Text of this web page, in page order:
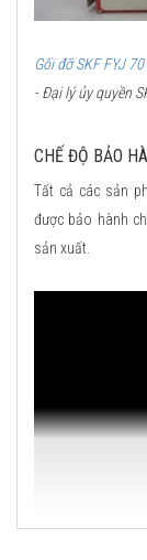
Gối đỡ SKF FYJ 70
- Đại lý ủy quyền
CHẾ ĐỘ BẢO
Tất cả các sản
được bảo hành
sản xuất.